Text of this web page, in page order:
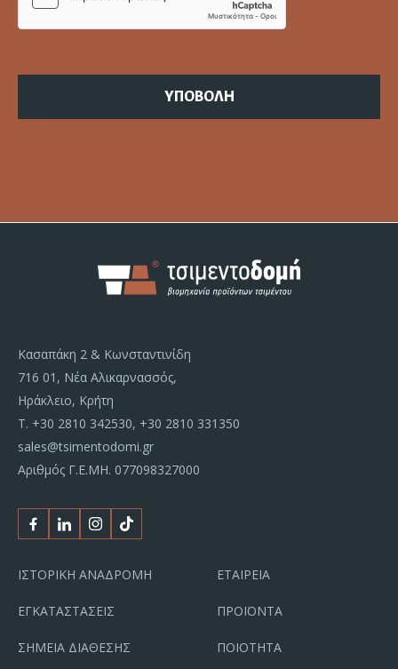
ΥΠΟΒΟΛΗ
Κασαπάκη 2 & Κωνσταντινίδη
716 01, Νέα Αλικαρνασσός,
Ηράκλειο, Κρήτη
Τ. +30 2810 342530, +30 2810 331350
sales@tsimentodomi.gr
Αριθμός Γ.Ε.ΜΗ. 077098327000
ΙΣΤΟΡΙΚΗ ΑΝΑΔΡΟΜΗ
ΕΓΚΑΤΑΣΤΑΣΕΙΣ
ΣΗΜΕΙΑ ΔΙΑΘΕΣΗΣ
ΕΤΑΙΡΕΙΑ
ΠΡΟΪΟΝΤΑ
ΠΟΙΟΤΗΤΑ
Facebook
LinkedinInstagram
Tiktok